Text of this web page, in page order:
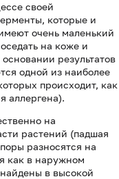
своей
которые и
очень маленький
на коже и
результатов
одной из наиболее
происходит, как
аллергена).
на
растений (падшая
разносятся на
как в наружном
в высокой